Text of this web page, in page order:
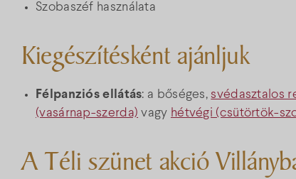
Szobaszéf használata
Kiegészítésként ajánljuk
Félpanziós ellátás: a bőséges, svédasztalos
(vasárnap-szerda) vagy hétvégi (csütörtök-
A Téli szünet akció